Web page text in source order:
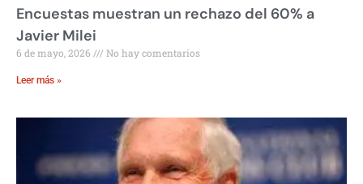
Encuestas muestran un rechazo del 60% a
Javier Milei
6 de mayo, 2026 No hay comentarios
Leer más »